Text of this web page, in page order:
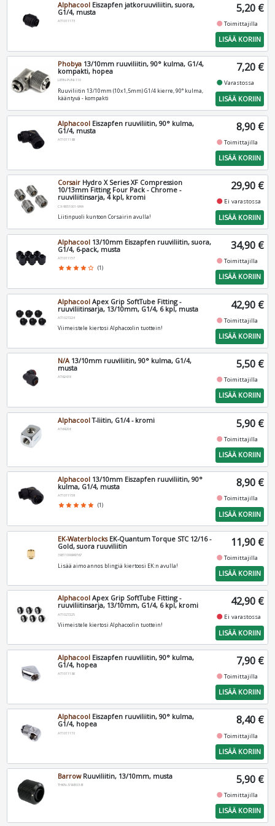
Alphacool Eiszapfen jatkoruuviliitin, suora,
G1/4, musta
AT1011173
5,20 €
fiber_manual_recordToimittajilla
LISÄÄ KORIIN
Phobya 13/10mm ruuviliitin, 90° kulma, G1/4,
kompakti, hopea
LIITIN-PUNI-110
Ruuviliitin 13/10mm (10x1,5mm) G1/4 kierre, 90° kulma,
kääntyvä - kompakti
7,20 €
fiber_manual_recordVarastossa
LISÄÄ KORIIN
Alphacool Eiszapfen ruuviliitin, 90° kulma,
G1/4, musta
AT1011189
8,90 €
fiber_manual_recordToimittajilla
LISÄÄ KORIIN
Corsair Hydro X Series XF Compression
10/13mm Fitting Four Pack - Chrome -
ruuviliitinsarja, 4 kpl, kromi
CX-9051001-WW
Liitinpuoli kuntoon Corsairin avulla!
29,90 €
fiber_manual_record Ei varastossa
LISÄÄ KORIIN
Alphacool 13/10mm Eiszapfen ruuviliitin, suora,
G1/4, 6-pack, musta
AT1011157
star star star star star_border (1)
34,90 €
fiber_manual_recordToimittajilla
LISÄÄ KORIIN
Alphacool Apex Grip SoftTube Fitting -
ruuviliitinsarja, 13/10mm, G1/4, 6 kpl, musta
AT1027224
Viimeistele kiertosi Alphacoolin tuottein!
42,90 €
fiber_manual_recordToimittajilla
LISÄÄ KORIIN
N/A13/10mm ruuviliitin, 90° kulma, G1/4,
musta
AT62438
5,50 €
fiber_manual_recordToimittajilla
LISÄÄ KORIIN
AlphacoolT-liitin, G1/4 - kromi
AT64206 5,90 €
fiber_manual_recordToimittajilla
LISÄÄ KORIIN
Alphacool 13/10mm Eiszapfen ruuviliitin, 90°
kulma, G1/4, musta
AT1011159
star star star star star (1)
8,90 €
fiber_manual_recordToimittajilla
LISÄÄ KORIIN
EK-WaterblocksEK-Quantum Torque STC 12/16 -
Gold, suora ruuviliitin
3831109849767
Lisää aimo annos blingiä kiertoosi EK:n avulla!
11,90 €
fiber_manual_recordToimittajilla
LISÄÄ KORIIN
Alphacool Apex Grip SoftTube Fitting -
ruuviliitinsarja, 13/10mm, G1/4, 6 kpl, kromi
AT1027225
Viimeistele kiertosi Alphacoolin tuottein!
42,90 €
fiber_manual_record Ei varastossa
LISÄÄ KORIIN
Alphacool Eiszapfen ruuviliitin, 90° kulma,
G1/4, hopea
AT1011188
7,90 €
fiber_manual_recordToimittajilla
LISÄÄ KORIIN
Alphacool Eiszapfen ruuviliitin, 90° kulma,
G1/4, hopea
AT1011178
8,40 €
fiber_manual_recordToimittajilla
LISÄÄ KORIIN
BarrowRuuviliitin, 13/10mm, musta
THKN-3/8-B03-B 5,90 €
fiber_manual_recordToimittajilla
LISÄÄ KORIIN